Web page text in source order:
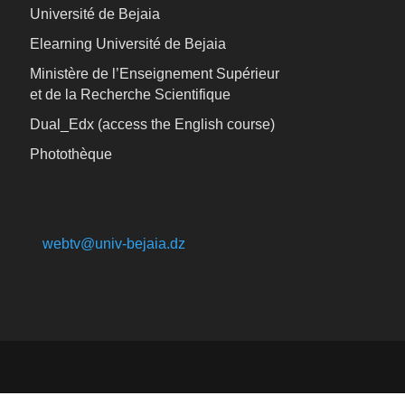
Université de Bejaia
Elearning Université de Bejaia
Ministère de l’Enseignement Supérieur
et de la Recherche Scientifique
Dual_Edx (access the English course)
Photothèque
webtv@univ-bejaia.dz